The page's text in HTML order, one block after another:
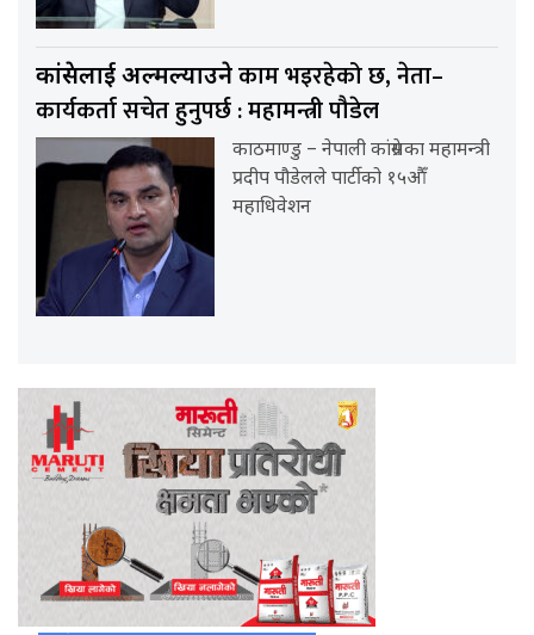
कांग्रेसलाई अल्मल्याउनेकाम भइरहेको छ, नेता–
कार्यकर्ता सचेत हुनुपर्छ : महामन्त्री पौडेल
काठमाण्डु – नेपाली कांग्रेसका महामन्त्री
प्रदीप पौडेलले पार्टीको १५औँ
महाधिवेशन